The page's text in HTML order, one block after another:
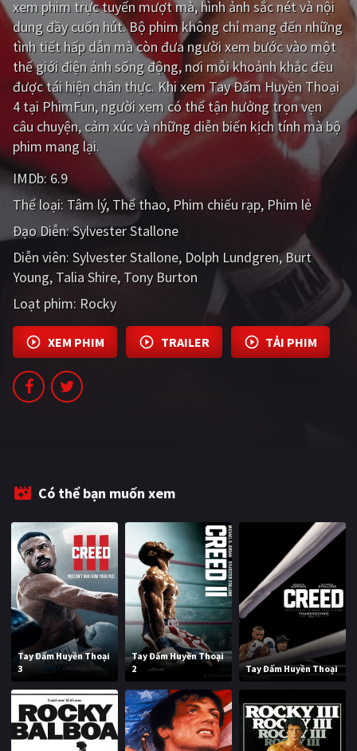
Giật gân Gia đình
Bí ẩn Lịch sử
Viễn Tây Tiểu sử
GameShow DramaTV
QUỐC GIA
Âu - Mỹ Trung Quốc - Hồng Kông
Hàn Quốc
Ấn Độ Việt Nam
Tổng hợp
CẬP NHẬT
PHIM MỚI
PHIM BỘ
TUYỂN TẬP PHIM
BLOG
xem phim trực tuyến mượt mà, hình ảnh sắc nét và nội
dung đầy cuốn hút. Bộ phim không chỉ mang đến những
tình tiết hấp dẫn mà còn đưa người xem bước vào một
thế giới điện ảnh sống động, nơi mỗi khoảnh khắc đều
được tái hiện chân thực. Khi xem Tay Đấm Huyền Thoại
4 tại PhimFun, người xem có thể tận hưởng trọn vẹn
câu chuyện, cảm xúc và những diễn biến kịch tính mà bộ
phim mang lại.
IMDb:6.9
Thể loại: Tâm lý Thể thao Phim chiếu rạp Phim lẻ
Đạo Diễn:Sylvester Stallone
Diễn viên: Sylvester Stallone Dolph Lundgren Burt
Young Talia Shire Tony Burton
Loạt phim: Rocky
XEM PHIM TRAILER TẢI PHIM
Có thể bạn muốn xem
Tay Đấm Huyền Thoại
3
Tay Đấm Huyền Thoại
2
Tay Đấm Huyền Thoại